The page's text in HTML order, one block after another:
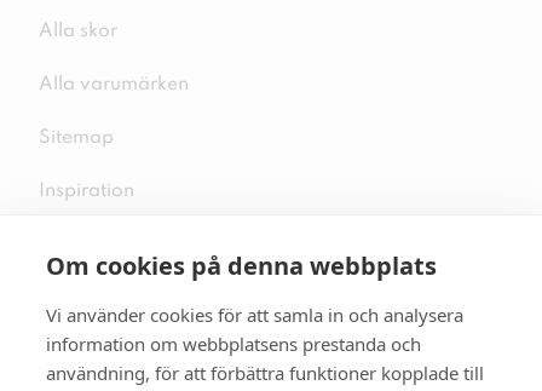
Om cookies på denna webbplats
Vi använder cookies för att samla in och analysera
information om webbplatsens prestanda och
användning, för att förbättra funktioner kopplade till
Alla skor
Alla varumärken
Sitemap
Inspiration
Följ oss på sociala medier